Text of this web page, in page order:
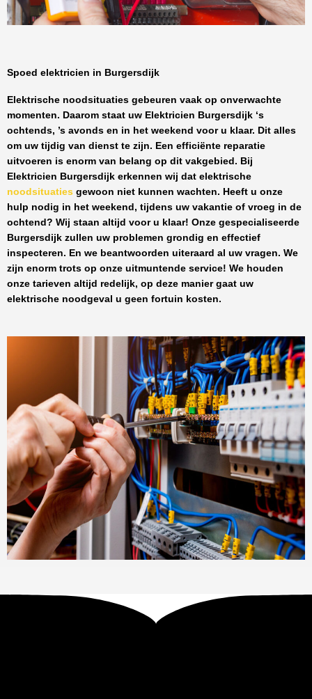
Spoed elektricien in Burgersdijk
Elektrische noodsituaties gebeuren vaak op onverwachte
momenten. Daarom staat uw Elektricien Burgersdijk ‘s
ochtends, ’s avonds en in het weekend voor u klaar. Dit alles
om uw tijdig van dienst te zijn. Een efficiënte reparatie
uitvoeren is enorm van belang op dit vakgebied. Bij
Elektricien Burgersdijk erkennen wij dat elektrische
noodsituaties gewoon niet kunnen wachten. Heeft u onze
hulp nodig in het weekend, tijdens uw vakantie of vroeg in de
ochtend? Wij staan altijd voor u klaar! Onze gespecialiseerde
Burgersdijk zullen uw problemen grondig en effectief
inspecteren. En we beantwoorden uiteraard al uw vragen. We
zijn enorm trots op onze uitmuntende service! We houden
onze tarieven altijd redelijk, op deze manier gaat uw
elektrische noodgeval u geen fortuin kosten.